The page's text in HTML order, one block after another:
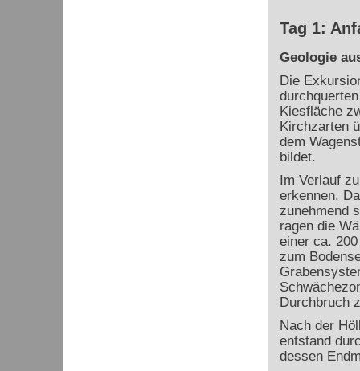
Tag 1:
Geologie
Die
Kiesfläche
Kirchzarten
dem
bildet.
Im Verlauf
erkennen.
zunehmend
ragen die
einer ca.
zum
Durchbruch
Nach der
entstand
dessen